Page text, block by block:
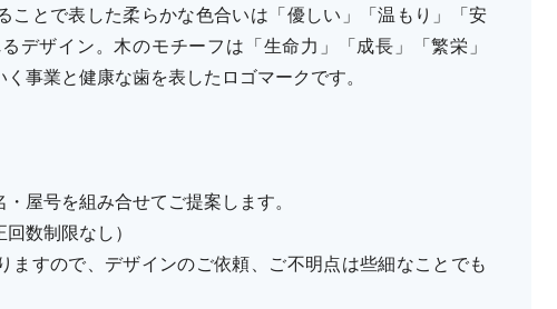
ことで表した柔らかな色合いは「優しい」「温もり」「安
デザイン。木のモチーフは「生命力」「成長」「繁栄」
事業と健康な歯を表したロゴマークです。
屋号を組み合せてご提案します。
数制限なし）
ますので、デザインのご依頼、ご不明点は些細なことでも